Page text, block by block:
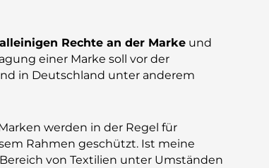
alleinigen Rechte an der Marke und
einer Marke soll vor der
in Deutschland unter anderem
werden in der Regel für
Rahmen geschützt. Ist meine
von Textilien unter Umständen